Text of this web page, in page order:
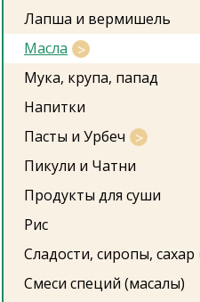
Лапша и вермишель
Масла
Мука, крупа, папад
Напитки
Пасты и Урбеч
Пикули и Чатни
Продукты для суши
Рис
Сладости, сиропы, сахар
Смеси специй (масалы)